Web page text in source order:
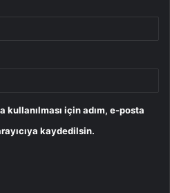
kullanılması için adım, e-posta
kaydedilsin.